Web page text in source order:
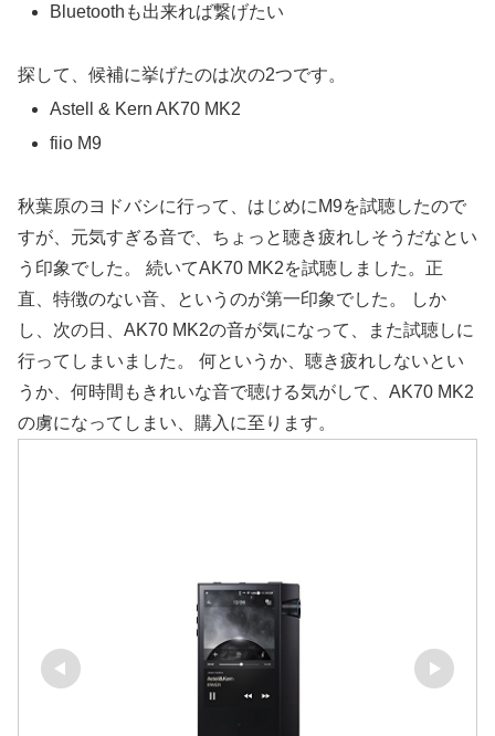
Bluetoothも出来れば繋げたい
探して、候補に挙げたのは次の2つです。
Astell & Kern AK70 MK2
fiio M9
秋葉原のヨドバシに行って、はじめにM9を試聴したので
すが、元気すぎる音で、ちょっと聴き疲れしそうだなとい
う印象でした。 続いてAK70 MK2を試聴しました。正
直、特徴のない音、というのが第一印象でした。 しか
し、次の日、AK70 MK2の音が気になって、また試聴しに
行ってしまいました。 何というか、聴き疲れしないとい
うか、何時間もきれいな音で聴ける気がして、AK70 MK2
の虜になってしまい、購入に至ります。